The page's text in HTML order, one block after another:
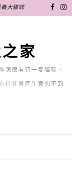
養大貓咪
家
怎麼看待一隻貓咪，
往往會產生意想不到